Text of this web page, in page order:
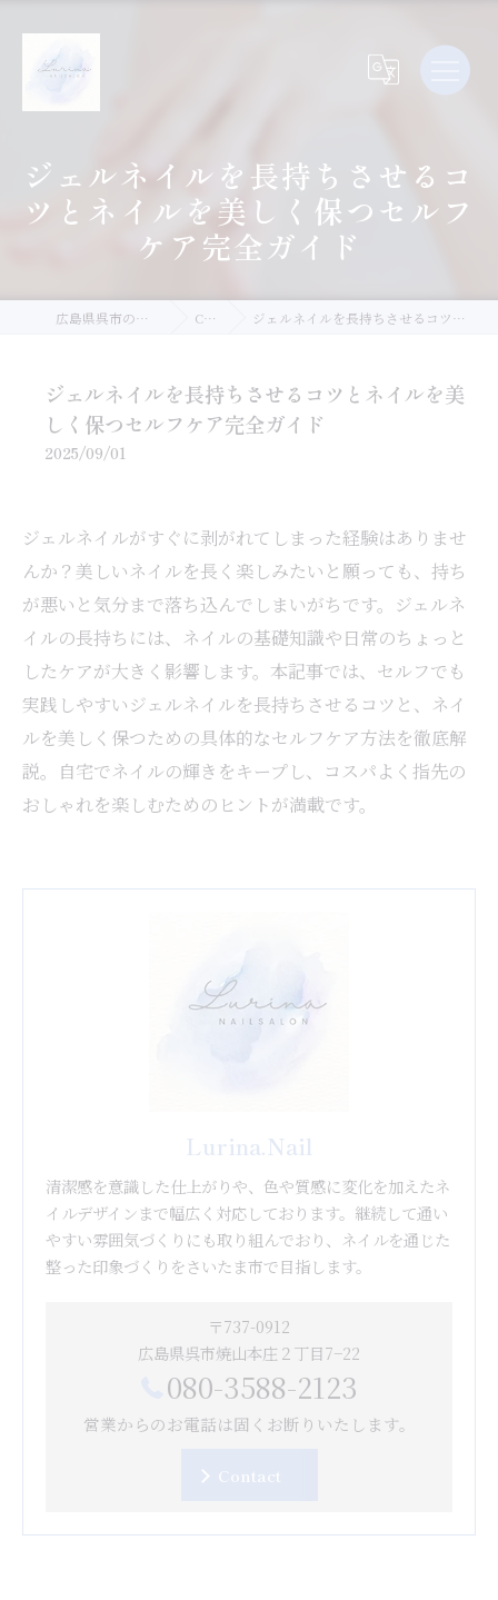
ジェルネイルを長持ちさせるコ
ツとネイルを美しく保つセルフ
ケア完全ガイド
広島県呉市のネイルならLurina.Nail Column ジェルネイルを長持ちさせるコツとネイルを美しく保つセルフケア完全ガイド
ジェルネイルを長持ちさせるコツとネイルを美
しく保つセルフケア完全ガイド
2025/09/01
ジェルネイルがすぐに剥がれてしまった経験はありませ
んか？美しいネイルを長く楽しみたいと願っても、持ち
が悪いと気分まで落ち込んでしまいがちです。ジェルネ
イルの長持ちには、ネイルの基礎知識や日常のちょっと
したケアが大きく影響します。本記事では、セルフでも
実践しやすいジェルネイルを長持ちさせるコツと、ネイ
ルを美しく保つための具体的なセルフケア方法を徹底解
説。自宅でネイルの輝きをキープし、コスパよく指先の
おしゃれを楽しむためのヒントが満載です。
Lurina.Nail
清潔感を意識した仕上がりや、色や質感に変化を加えたネ
イルデザインまで幅広く対応しております。継続して通い
やすい雰囲気づくりにも取り組んでおり、ネイルを通じた
整った印象づくりをさいたま市で目指します。
〒737-0912
広島県呉市焼山本庄２丁目7−22
080-3588-2123
営業からのお電話は固くお断りいたします。
Contact